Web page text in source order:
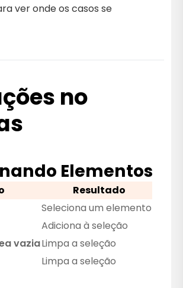
ver onde os casos se
no
Elementos
Resultado
Seleciona um elemento
Adiciona à seleção
vaziaLimpa a seleção
Limpa a seleção